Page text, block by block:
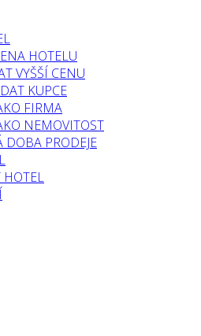
HOTELU
VYŠŠÍ CENU
KUPCE
FIRMA
NEMOVITOST
DOBA PRODEJE
HOTEL